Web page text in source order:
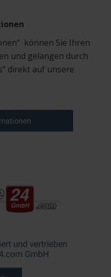
können Sie Ihren
und gelangen durch
direkt auf unsere